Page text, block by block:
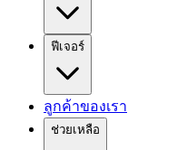
ฟีเจอร์
ลูกค้าของเรา
ช่วยเหลือ